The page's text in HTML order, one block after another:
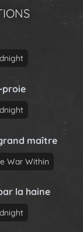
proie
maître
War Within
la haine